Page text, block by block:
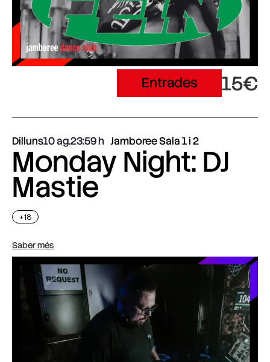
Entrades 15€
Dilluns10 ag.23:59 Jamboree Sala 1 i 2
Monday Night: DJ
Mastie
+18
Saber més